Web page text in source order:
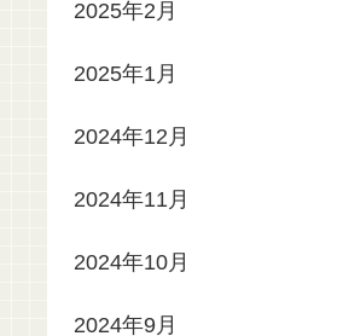
2025年2月
2025年1月
2024年12月
2024年11月
2024年10月
2024年9月